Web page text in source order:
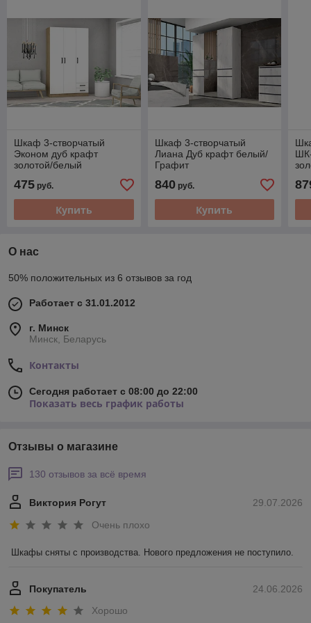
Шкаф 3-створчатый
Эконом дуб крафт
золотой/белый
475 руб.
Купить
Шкаф 3-створчатый
Лиана Дуб крафт белый/
Графит
840руб.
Купить
О нас
50% положительных из 6 отзывов за год
Работает с 31.01.2012
г. Минск
Минск, Беларусь
Контакты
Сегодня работает с 08:00 до 22:00
Показать весь график работы
Отзывы о магазине
130 отзывов за всё время
29.07.2026
Виктория Рогут
Очень плохо
Шкафы сняты с производства. Нового предложения не поступило.
24.06.2026
Покупатель
Хорошо